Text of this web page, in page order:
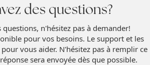
des questions?
questions, n'hésitez pas à demander!
pour vos besoins. Le support et les
vous aider. N'hésitez pas à remplir ce
sera envoyée dès que possible.